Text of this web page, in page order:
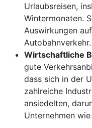
Urlaubsreisen,
Wintermonaten.
Auswirkungen
Autobahnverkehr.
Wirtschaftliche
gute
dass sich in der
zahlreiche
ansiedelten,
Unternehmen wie